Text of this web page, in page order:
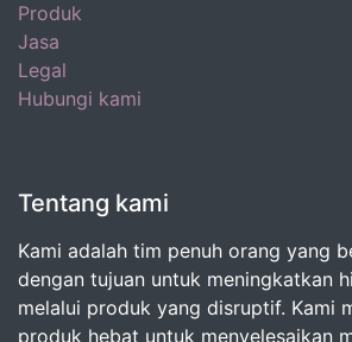
Produk
Jasa
Legal
Hubungi kami
Tentang kami
Kami adalah tim penuh orang yang
dengan tujuan untuk meningkatkan
melalui produk yang disruptif. Kami
produk hebat untuk menyelesaikan